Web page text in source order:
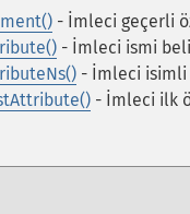
- İmleci geçerli
- İmleci ismi
- İmleci
- İmleci ilk